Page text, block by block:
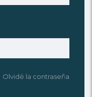
Olvidé la contraseña